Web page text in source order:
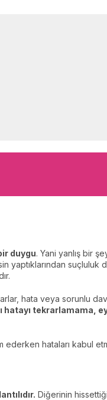
duygu. Yani yanlış bir
suçluluk
hata veya sorunlu
tekrarlamama,
ederken hataları kabul
Diğerinin